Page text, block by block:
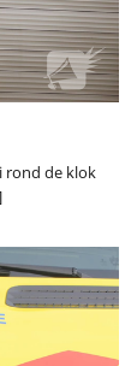
rond de klok